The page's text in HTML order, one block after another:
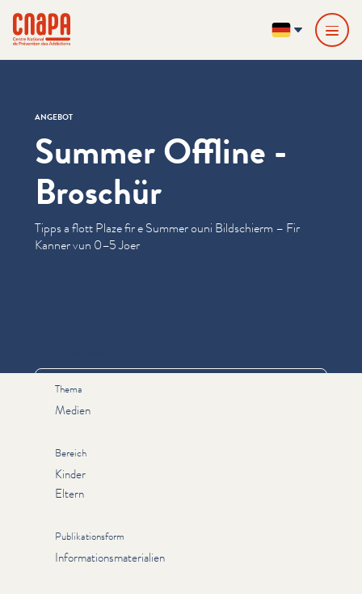
cnapa
DE
ANGEBOT
Summer Offline -
Broschür
Tipps a flott Plaze fir e Summer ouni Bildschierm – Fir
Kanner vun 0–5 Joer
Thema
Medien
Bereich
Kinder
Eltern
Publikationsform
Informationsmaterialien